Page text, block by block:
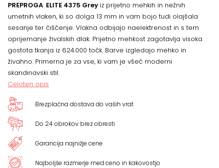
PREPROGA ELITE 4375 Grey iz prijetno mehkih in nežnih
umetnih vlaken, ki so dolga 13 mm in vam bojo tudi olajšala
sesanje ter čiščenje. Vlakna odbijajo naelektrenost in s tem
oprijemanje živalskih dlak. Prijetno mehkost zagotavlja visoka
gostota tkanja iz 624.000 točk. Barve izgledajo mehko in
živahno. Primerna je za vse, ki vam je všeč moderni
skandinavski stil.
Celoten opis
Brezplačna dostava do vaših vrat
Do 24 obrokov brez obresti
Garancija najnižje cene
Najboljše razmerje med ceno in kakovostjo